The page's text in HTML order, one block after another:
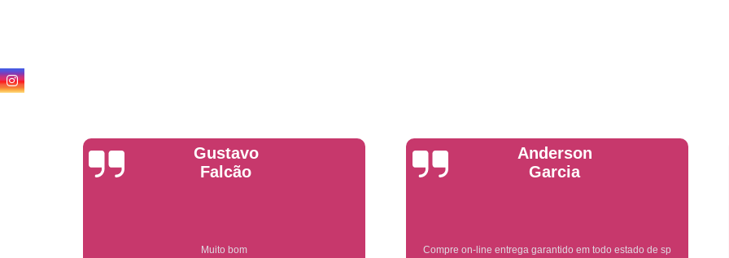
Placa de Carro Cravinhos
Placa de Carro Ribeirão Preto
Placa Mercosul Veículo Oficial
Anderson
Garcia
Compre on-line entrega garantido em todo estado de sp
Yuri Martins
Ótimo atendimento